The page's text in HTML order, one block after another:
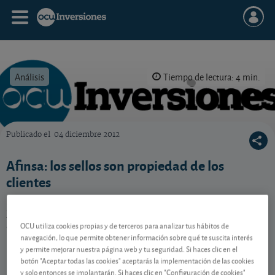
Análisis Tiempo de lectura: 4 min.
Publicado el 04 diciembre 2012
Afinsa: los sellos son propiedad de los
clientes
Provincial de Madrid, los sellos son propiedad de los
clientes.
Contenido reservado a SOCIOS
OCU utiliza cookies propias y de terceros para analizar tus hábitos de
navegación, lo que permite obtener información sobre qué te suscita interés
y permite mejorar nuestra página web y tu seguridad. Si haces clic en el
botón "Aceptar todas las cookies" aceptarás la implementación de las cookies
y solo entonces se implantarán. Si haces clic en "Configuración de cookies"